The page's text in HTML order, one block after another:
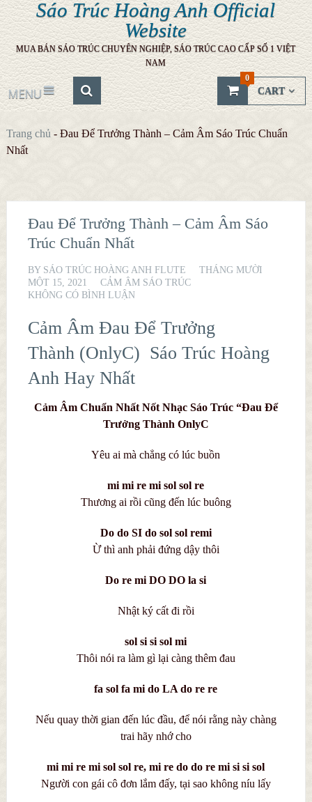
Sáo Trúc Hoàng Anh Official
Website
MUA BÁN SÁO TRÚC CHUYÊN NGHIỆP, SÁO TRÚC CAO CẤP SỐ 1 VIỆT
NAM
MENU CART
0
Trang chủ - Đau Để Trưởng Thành – Cảm Âm Sáo Trúc Chuẩn
Nhất
Đau Để Trưởng Thành – Cảm Âm Sáo
Trúc Chuẩn Nhất
BY SÁO TRÚC HOÀNG ANH FLUTE
THÁNG MƯỜI
MỘT 15, 2021
CẢM ÂM SÁO TRÚC
KHÔNG CÓ BÌNH LUẬN
Cảm Âm Đau Để Trưởng
Thành (OnlyC) Sáo Trúc Hoàng
Anh Hay Nhất
Cảm Âm Chuẩn Nhất Nốt Nhạc Sáo Trúc “Đau Để
Trưởng Thành OnlyC
Yêu ai mà chẳng có lúc buồn
mi mi re mi sol sol re
Thương ai rồi cũng đến lúc buông
Do do SI do sol sol remi
Ừ thì anh phải đứng dậy thôi
Do re mi DO DO la si
Nhật ký cất đi rồi
sol si si sol mi
Thôi nói ra làm gì lại càng thêm đau
fa sol fa mi do LA do re re
Nếu quay thời gian đến lúc đầu, để nói rằng này chàng
trai hãy nhớ cho
mi mi re mi sol sol re, mi re do do re mi si si sol
Người con gái cô đơn lắm đấy, tại sao không níu lấy